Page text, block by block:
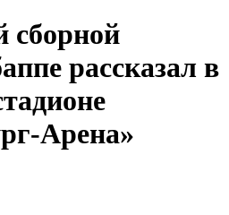
рассказал в
Арена»